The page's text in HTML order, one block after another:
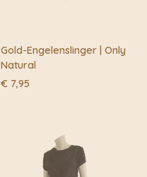
Gold-Engelenslinger | Only
Natural
€ 7,95